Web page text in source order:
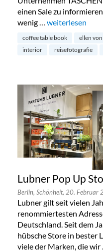
einen Sale zu
wenig … „Summer-Sale
weiterlesen
coffee table book ellen
interior
reisefotografie
Lubner Pop Up
Berlin, Schönheit, 20. Februar
Lubner gilt seit vielen
renommiertesten
Deutschland. Seit dem
hübsche Store in bester
viele der Marken, die wir